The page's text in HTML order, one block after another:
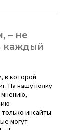
– не
каждый
в которой
На нашу полку
мнению,
инсайты
могут